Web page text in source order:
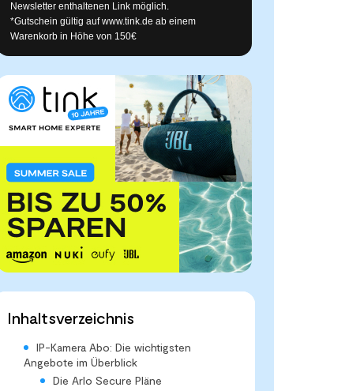
Newsletter enthaltenen Link möglich.
*Gutschein gültig aufwww.tink.de ab einem
Warenkorb in Höhe von 150€
Inhaltsverzeichnis
IP-Kamera Abo: Die wichtigsten
Angebote im Überblick
Die Arlo Secure Pläne